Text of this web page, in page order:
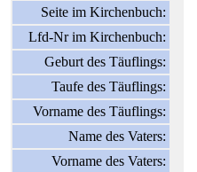
Seite im Kirchenbuch:
Lfd-Nr im Kirchenbuch:
Geburt des Täuflings:
Taufe des Täuflings:
Vorname des Täuflings:
Name des Vaters:
Vorname des Vaters: